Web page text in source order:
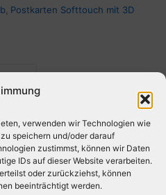
verwenden wir Technologien wie
speichern und/oder darauf
zustimmst, können wir Daten
IDs auf dieser Website verarbeiten.
oder zurückziehst, können
beeinträchtigt werden.
Postkarten Softtouch mit 3D